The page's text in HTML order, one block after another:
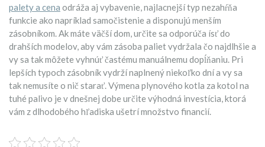
palety a cena odráža aj vybavenie, najlacnejší typ nezahŕňa
funkcie ako napríklad samočistenie a disponujú menším
zásobníkom. Ak máte väčší dom, určite sa odporúča ísť do
drahších modelov, aby vám zásoba paliet vydržala čo najdlhšie a
vy sa tak môžete vyhnúť častému manuálnemu dopĺňaniu. Pri
lepších typoch zásobník vydrží naplnený niekoľko dní a vy sa
tak nemusíte o nič starať. Výmena plynového kotla za kotol na
tuhé palivo je v dnešnej dobe určite výhodná investícia, ktorá
vám z dlhodobého hľadiska ušetrí množstvo financií.